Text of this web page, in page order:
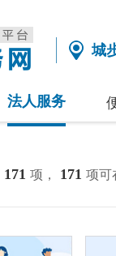
城
法人服务
171 项， 171 项可